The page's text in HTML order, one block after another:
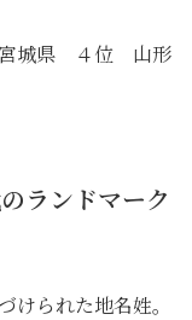
城県 ４位 山形
ランドマーク
けられた地名姓。